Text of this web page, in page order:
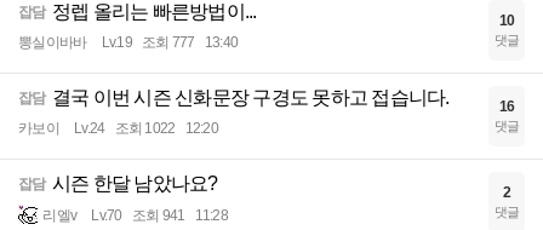
잡담 정렙 올리는 빠른방법이...
뽕실이바바 Lv.19 조회 777 13:40
10
댓글
잡담 결국 이번 시즌 신화문장 구경도 못하고 접습니다.
카보이 Lv.24 조회 1022 12:20
16
댓글
잡담 시즌 한달 남았나요?
리엘v Lv.70 조회 941 11:28
2
댓글